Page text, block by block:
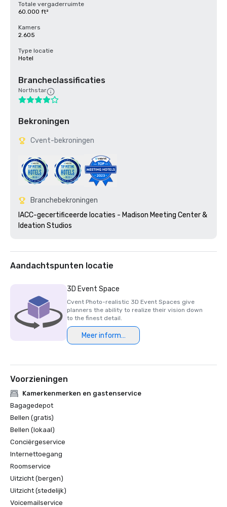
Totale vergaderruimte
60.000 ft²
Kamers
2.605
Type locatie
Hotel
Brancheclassificaties
Northstar
Bekroningen
Cvent-bekroningen
Branchebekroningen
IACC-gecertificeerde locaties - Madison Meeting Center &
Aandachtspunten locatie
3D Event Space
Cvent Photo-realistic 3D Event Spaces give
planners the ability to realize their vision down
to the finest detail.
Meer informatie
Voorzieningen
Kamerkenmerken en gastenservice
Bagagedepot
Bellen (gratis)
Bellen (lokaal)
Conciërgeservice
Internettoegang
Roomservice
Uitzicht (bergen)
Uitzicht (stedelijk)
Voicemailservice